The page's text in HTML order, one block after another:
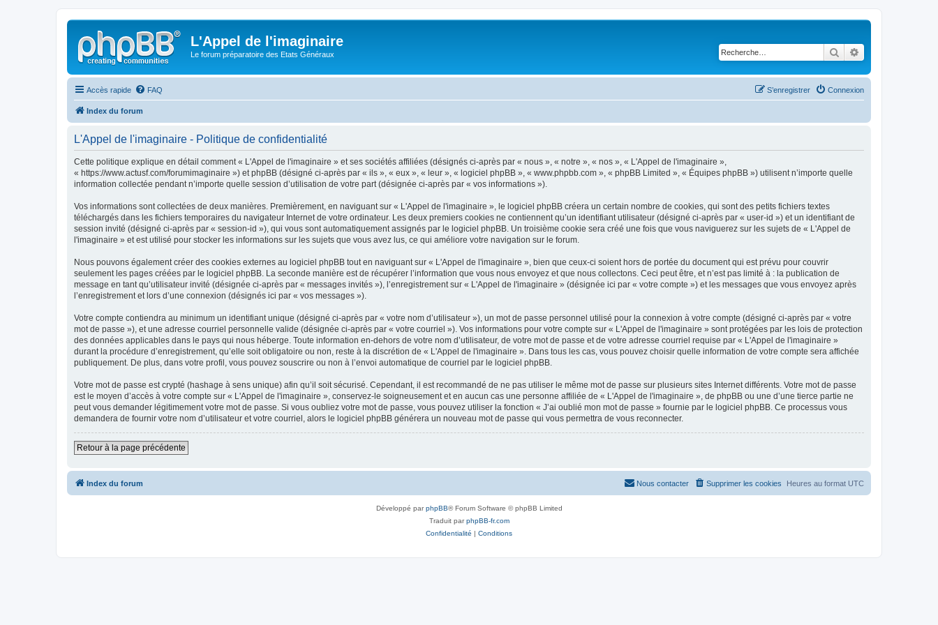
L'Appel de l'imaginaire
Le forum préparatoire des Etats Généraux Rechercher
Accès rapide FAQ Connexion
S’enregistrer
Index du forum
L'Appel de l'imaginaire - Politique de confidentialité
Cette politique explique en détail comment « L'Appel de l'imaginaire » et ses sociétés affiliées (désignés ci-après par « nous », « notre », « nos », « L'Appel de l'imaginaire »,
« https://www.actusf.com/forumimaginaire ») et phpBB (désigné ci-après par « ils », « eux », « leur », « logiciel phpBB », « www.phpbb.com », « phpBB Limited », « Équipes phpBB ») utilisent n’importe quelle
information collectée pendant n’importe quelle session d’utilisation de votre part (désignée ci-après par « vos informations »).
Vos informations sont collectées de deux manières. Premièrement, en naviguant sur « L'Appel de l'imaginaire », le logiciel phpBB créera un certain nombre de cookies, qui sont des petits fichiers textes
téléchargés dans les fichiers temporaires du navigateur Internet de votre ordinateur. Les deux premiers cookies ne contiennent qu’un identifiant utilisateur (désigné ci-après par « user-id ») et un identifiant de
session invité (désigné ci-après par « session-id »), qui vous sont automatiquement assignés par le logiciel phpBB. Un troisième cookie sera créé une fois que vous naviguerez sur les sujets de « L'Appel de
l'imaginaire » et est utilisé pour stocker les informations sur les sujets que vous avez lus, ce qui améliore votre navigation sur le forum.
Nous pouvons également créer des cookies externes au logiciel phpBB tout en naviguant sur « L'Appel de l'imaginaire », bien que ceux-ci soient hors de portée du document qui est prévu pour couvrir
seulement les pages créées par le logiciel phpBB. La seconde manière est de récupérer l’information que vous nous envoyez et que nous collectons. Ceci peut être, et n’est pas limité à : la publication de
message en tant qu’utilisateur invité (désignée ci-après par « messages invités »), l’enregistrement sur « L'Appel de l'imaginaire » (désignée ici par « votre compte ») et les messages que vous envoyez après
l’enregistrement et lors d’une connexion (désignés ici par « vos messages »).
Votre compte contiendra au minimum un identifiant unique (désigné ci-après par « votre nom d’utilisateur »), un mot de passe personnel utilisé pour la connexion à votre compte (désigné ci-après par « votre
mot de passe »), et une adresse courriel personnelle valide (désignée ci-après par « votre courriel »). Vos informations pour votre compte sur « L'Appel de l'imaginaire » sont protégées par les lois de protection
des données applicables dans le pays qui nous héberge. Toute information en-dehors de votre nom d’utilisateur, de votre mot de passe et de votre adresse courriel requise par « L'Appel de l'imaginaire »
durant la procédure d’enregistrement, qu’elle soit obligatoire ou non, reste à la discrétion de « L'Appel de l'imaginaire ». Dans tous les cas, vous pouvez choisir quelle information de votre compte sera affichée
publiquement. De plus, dans votre profil, vous pouvez souscrire ou non à l’envoi automatique de courriel par le logiciel phpBB.
Votre mot de passe est crypté (hashage à sens unique) afin qu’il soit sécurisé. Cependant, il est recommandé de ne pas utiliser le même mot de passe sur plusieurs sites Internet différents. Votre mot de passe
est le moyen d’accès à votre compte sur « L'Appel de l'imaginaire », conservez-le soigneusement et en aucun cas une personne affiliée de « L'Appel de l'imaginaire », de phpBB ou une d’une tierce partie ne
peut vous demander légitimement votre mot de passe. Si vous oubliez votre mot de passe, vous pouvez utiliser la fonction « J’ai oublié mon mot de passe » fournie par le logiciel phpBB. Ce processus vous
demandera de fournir votre nom d’utilisateur et votre courriel, alors le logiciel phpBB générera un nouveau mot de passe qui vous permettra de vous reconnecter.
Retour à la page précédente
Index du forum Heures au format UTC
Supprimer les cookies
Nous contacter
Développé parphpBB® Forum Software © phpBB Limited
Traduit parphpBB-fr.com
Confidentialité | Conditions